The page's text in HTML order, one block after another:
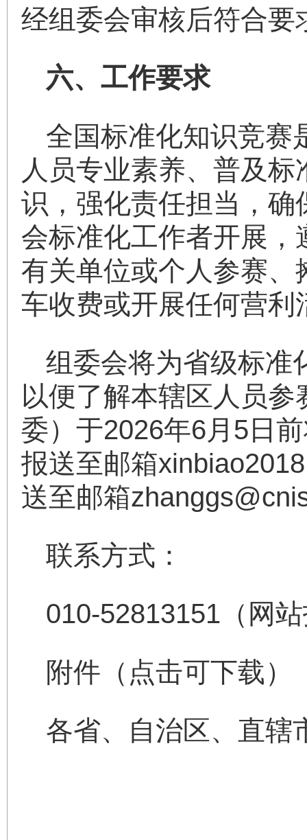
经组委会审核后符合
六、工作要求
全国标准化知识竞赛
人员专业素养、普及
识，强化责任担当，
会标准化工作者开展
有关单位或个人参赛
车收费或开展任何营利
组委会将为省级标准
以便了解本辖区人员
委）于2026年6月5日
报送至邮箱
送至邮箱
联系方式：
010-52813151（网
附件（点击可下载）
各省、自治区、直辖